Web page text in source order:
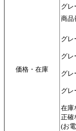
価格・在庫
グレ
商品
グレ
グレ
グレ
グレ
在庫
正確
(お